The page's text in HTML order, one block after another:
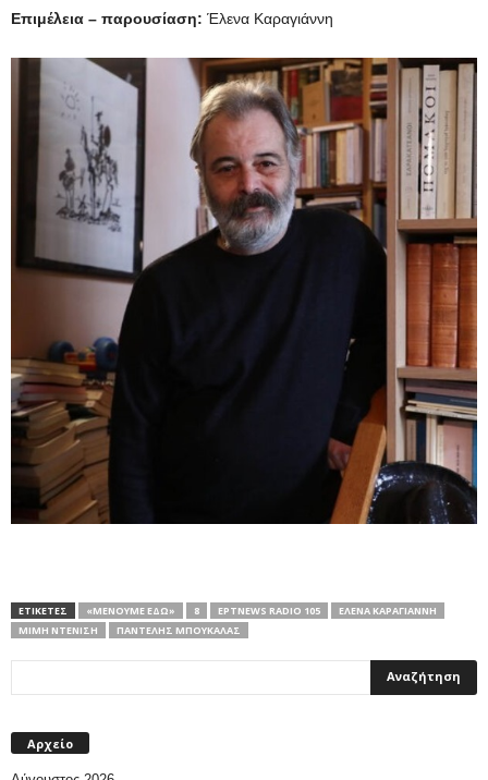
Επιμέλεια – παρουσίαση: Έλενα Καραγιάννη
ΕΤΙΚΕΤΕΣ «ΜΈΝΟΥΜΕ ΕΔΏ» 8 EΡTNEWS RADIO 105
ΈΛΕΝΑ ΚΑΡΑΓΙΆΝΝΗ
ΜΙΜΉ ΝΤΕΝΊΣΗ
ΠΑΝΤΕΛΉΣ ΜΠΟΥΚΆΛΑΣ
Αρχείο